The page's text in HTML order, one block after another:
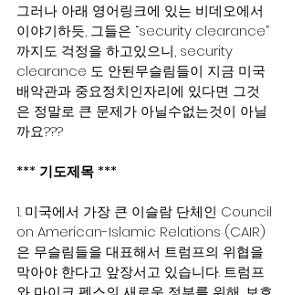
그러나 아래 영어링크에 있는 비데오에서
이야기하듯, 그들은 “security clearance”
까지도 걱정을 하고있으니, security
clearance 도 안된무슬림들이 지금 미국
배악관과 중요정치인자리에 있다면 그것
은 정말로 큰 문제가 아닐수없는것이 아닐
까요???
*** 기도제목 ***
1. 미국에서 가장 큰 이슬람 단체인 Council
on American-Islamic Relations (CAIR)
은 무슬림들을 대표해서 트럼프의 위협을
막아야 한다고 앞장서고 있습니다. 트럼프